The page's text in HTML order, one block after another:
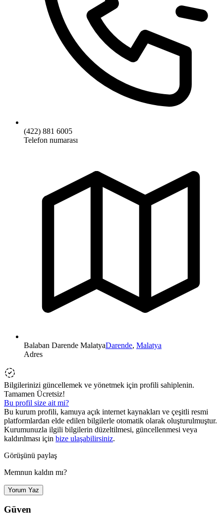
(422) 881 6005
Telefon numarası
Balaban Darende MalatyaDarende, Malatya
Adres
Bilgilerinizi güncellemek ve yönetmek için profili sahiplenin.
Tamamen Ücretsiz!
Bu profil size ait mi?
Bu kurum profili, kamuya açık internet kaynakları ve çeşitli resmi
platformlardan elde edilen bilgilerle otomatik olarak oluşturulmuştur.
Kurumunuzla ilgili bilgilerin düzeltilmesi, güncellenmesi veya
kaldırılması için bize ulaşabilirsiniz.
Görüşünü paylaş
Memnun kaldın mı?
Yorum Yaz
Güven